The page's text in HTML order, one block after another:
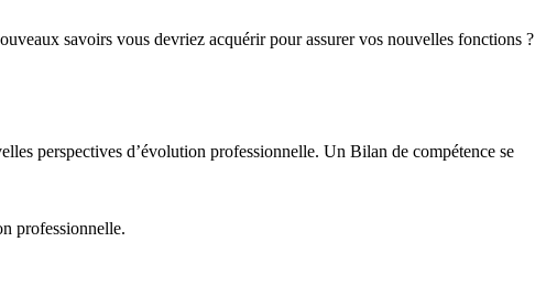
savoirs vous devriez acquérir pour assurer vos nouvelles fonctions ?
perspectives d’évolution professionnelle. Un Bilan de compétence se
professionnelle.